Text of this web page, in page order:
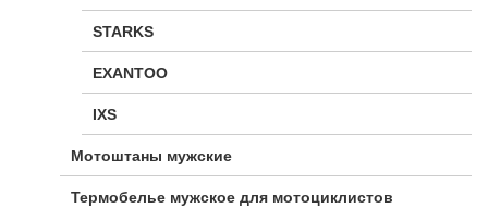
STARKS
EXANTOO
IXS
Мотоштаны мужские
Термобелье мужское для мотоциклистов